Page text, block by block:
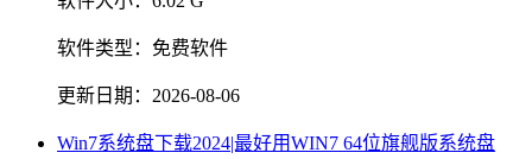
软件类型： 免费软件
更新日期： 2026-08-06
Win7系统盘下载2024|最好用WIN7 64位旗舰版系统盘